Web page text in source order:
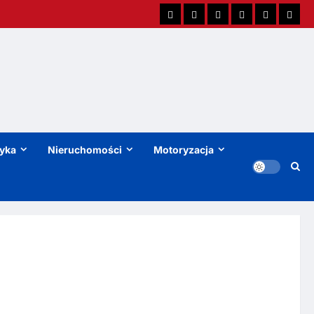
Nieruchomości Motoryzacja